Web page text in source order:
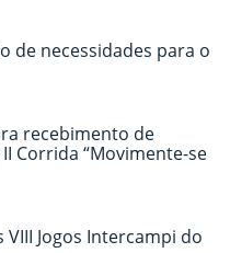
de necessidades para o
recebimento de
Corrida “Movimente-se
Jogos Intercampi do